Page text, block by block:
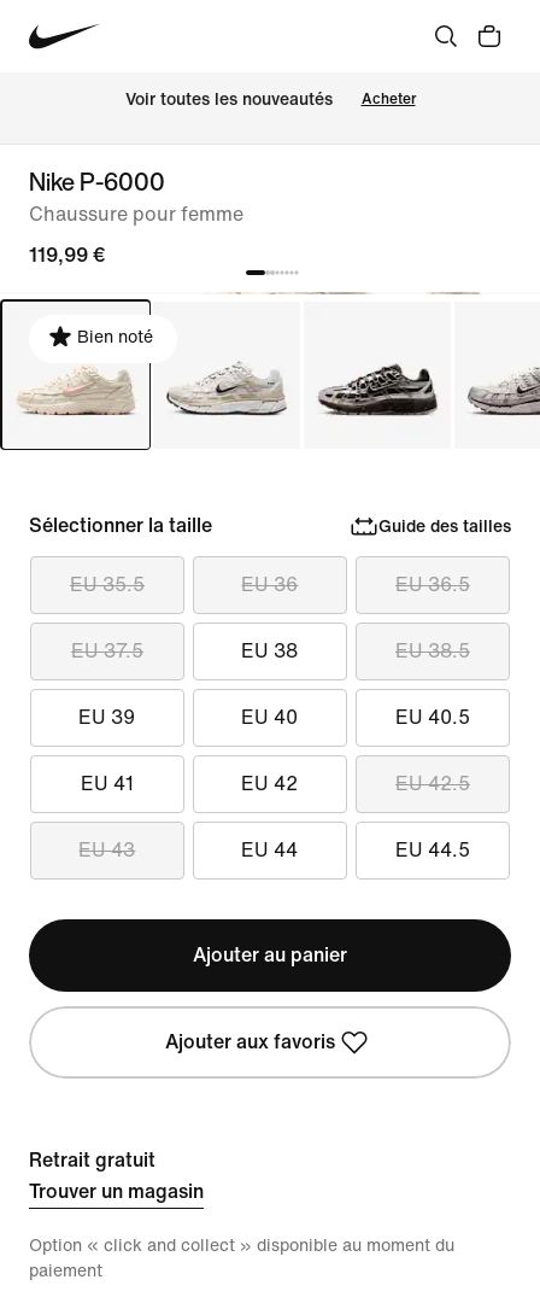
Voir toutes les nouveautés Acheter
Nike P-6000
Chaussure pour femme
119,99 €
Bien noté
Sélectionner la taille Guide des tailles
EU 35.5 EU 36 EU 36.5
EU 37.5 EU 38 EU 38.5
EU 39 EU 40 EU 40.5
EU 41 EU 42 EU 42.5
EU 43 EU 44 EU 44.5
Ajouter au panier
Ajouter aux favoris
Retrait gratuit
Trouver un magasin
Option « click and collect » disponible au moment du
paiement